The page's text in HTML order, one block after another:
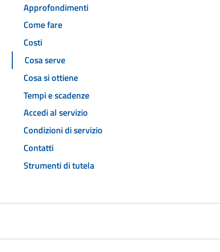
Approfondimenti
Come fare
Costi
Cosa serve
Cosa si ottiene
Tempi e scadenze
Accedi al servizio
Condizioni di servizio
Contatti
Strumenti di tutela